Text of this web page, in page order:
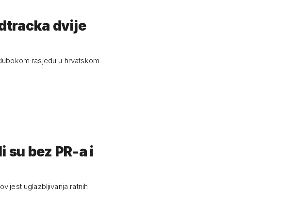
dvije
rasjedu u hrvatskom
bez PR-a i
uglazbljivanja ratnih